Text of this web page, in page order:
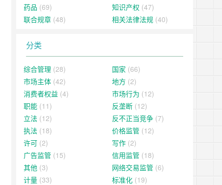
药品 (69) 知识产权 (47)
联合规章 (48) 相关法律法规 (40)
分类
综合管理 (28) 国家 (66)
市场主体 (42) 地方 (2)
消费者权益 (4) 市场行为 (12)
职能 (11) 反垄断 (12)
立法 (12) 反不正当竞争 (7)
执法 (18) 价格监管 (12)
许可 (2) 写作 (2)
广告监管 (15) 信用监管 (18)
其他 (3) 网络交易监管 (6)
计量 (33) 标准化 (19)